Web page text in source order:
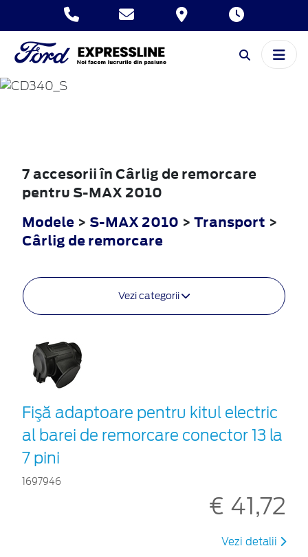
S-MAX
7 accesorii în Cârlig de remorcare
pentru S-MAX 2010
Modele > S-MAX 2010 > Transport >
Cârlig de remorcare
Vezi categorii
Fişă adaptoare pentru kitul electric
al barei de remorcare conector 13 la
7 pini
1697946
€ 41,72
Vezi detalii